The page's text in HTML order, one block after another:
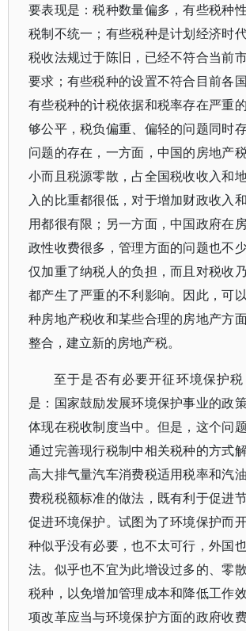
要表现是：税种数量偏多，有些税种
税制不统一；有些税种是计划经济时
税收法规过于陈旧，已经不符合当前
要求；有些税种的设置不符合目前各
有些税种的计税依据和税率存在严重
够公平，税负偏重、偏轻的问题同时
问题的存在，一方面，中国的房地产
小而且税源零散，占全国税收收入和
入的比重都很低，对于增加财政收入
用都很有限；另一方面，中国政府在
政性收费很多，管理方面的问题也不
仅加重了纳税人的负担，而且对税收
都产生了严重的不利影响。因此，可
种房地产税收和某些合理的房地产方
整合，建立新的房地产税。
至于是否有必要开征环境保护
是：国家鼓励发展环境保护事业的政
体现在税收制度当中。但是，这个问
通过完善现行税制中相关税种的方式
高大排气量汽车消费税适用税率和汽
费税税额标准的做法，既有利于促进
促进环境保护。试图为了环境保护而
种似乎没有必要，也不太可行，外国
法。似乎也不宜为此增设过多的、零
税种，以免增加管理成本和降低工作
项改革应当与环境保护方面的政府收